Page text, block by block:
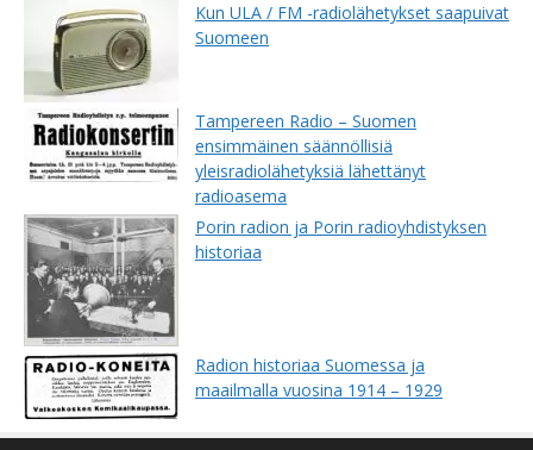
Kun ULA / FM -radiolähetykset saapuivat
Suomeen
Tampereen Radio – Suomen
ensimmäinen säännöllisiä
yleisradiolähetyksiä lähettänyt
radioasema
Porin radion ja Porin radioyhdistyksen
historiaa
Radion historiaa Suomessa ja
maailmalla vuosina 1914 – 1929